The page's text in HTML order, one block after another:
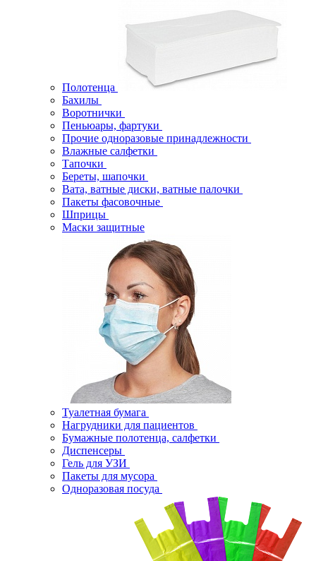
Полотенца
Бахилы
Воротнички
Пеньюары, фартуки
Прочие одноразовые принадлежности
Влажные салфетки
Тапочки
Береты, шапочки
Вата, ватные диски, ватные палочки
Пакеты фасовочные
Шприцы
Маски защитные
Туалетная бумага
Нагрудники для пациентов
Бумажные полотенца, салфетки
Диспенсеры
Гель для УЗИ
Пакеты для мусора
Одноразовая посуда